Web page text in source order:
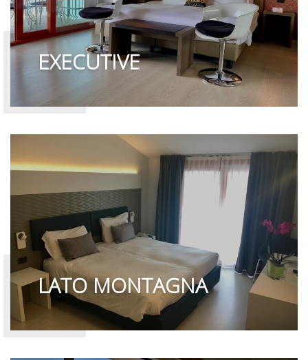
EXECUTIVE
LATO MONTAGNA